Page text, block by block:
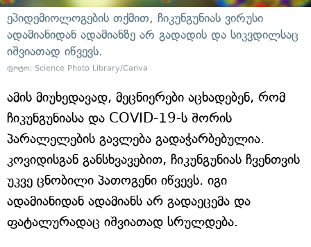
ეპიდემიოლოგების თქმით, ჩიკუნგუნიას ვირუსი
ადამიანიდან ადამიანზე არ გადადის და სიკვდილსაც
იშვიათად იწვევს.
ფოტო: Science Photo Library/Canva
ამის მიუხედავად, მეცნიერები აცხადებენ, რომ
ჩიკუნგუნიასა და COVID-19-ს შორის
პარალელების გავლება გადაჭარბებულია.
კოვიდისგან განსხვავებით, ჩიკუნგუნიას ჩვენთვის
უკვე ცნობილი პათოგენი იწვევს. იგი
ადამიანიდან ადამიანს არ გადაეცემა და
ფატალურადაც იშვიათად სრულდება.